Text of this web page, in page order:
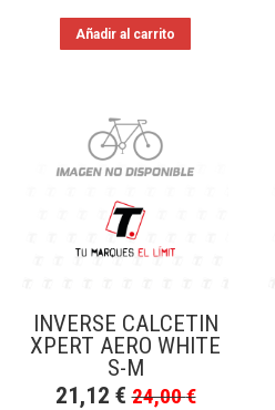
Añadir al carrito
INVERSE CALCETIN
XPERT AERO WHITE
S-M
21,12 € 24,00€